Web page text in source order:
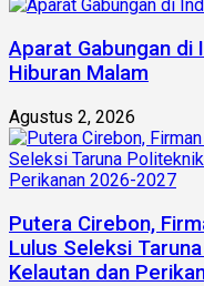
Aparat Gabungan di
Hiburan Malam
Agustus 2, 2026
Putera Cirebon,
Lulus Seleksi
Kelautan dan